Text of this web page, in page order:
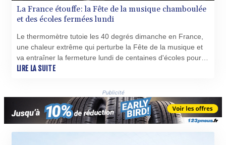
La France étouffe: la Fête de la musique chamboulée
et des écoles fermées lundi
Le thermomètre tutoie les 40 degrés dimanche en France,
une chaleur extrême qui perturbe la Fête de la musique et
va entraîner la fermeture lundi de centaines d'écoles pour
protéger élèves et enseignants.
LIRE LA SUITE
Publicité